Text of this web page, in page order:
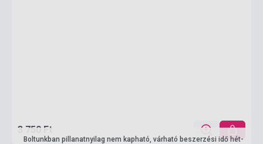
3 750 Ft
Boltunkban pillanatnyilag nem kapható, várható beszerzési idő hét-